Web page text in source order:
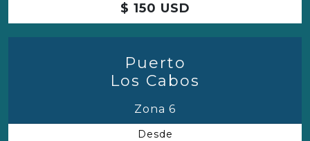
$ 150 USD
Puerto
Los Cabos
Zona 6
Desde